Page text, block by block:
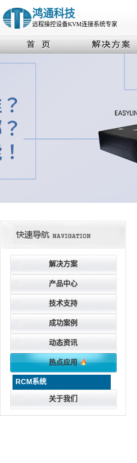
鸿通科技
远程操控设备KVM连接系统专家
解决方案
产品中心
技术支持
成功案例
动态资讯
热点应用
RCM系统
关于我们